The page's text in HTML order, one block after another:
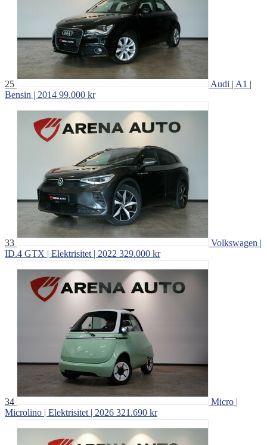
25
Audi | A1 |
Bensin | 2014 99.000 kr
33
Volkswagen |
ID.4 GTX | Elektrisitet | 2022 329.000 kr
34
Micro |
Microlino | Elektrisitet | 2026 321.690 kr